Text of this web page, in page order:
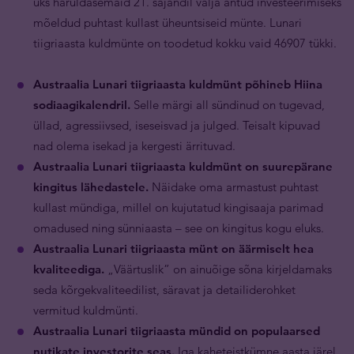
mõeldud puhtast kullast üheuntsiseid münte. Lunari
tiigriaasta kuldmünte on toodetud kokku vaid 46907 tükki.
Austraalia Lunari tiigriaasta kuldmünt põhineb Hiina
sodiaagikalendril. Selle märgi all sündinud on tugevad,
üllad, agressiivsed, iseseisvad ja julged. Teisalt kipuvad
nad olema isekad ja kergesti ärrituvad.
Austraalia Lunari tiigriaasta kuldmünt on suurepärane
kingitus lähedastele. Näidake oma armastust puhtast
kullast mündiga, millel on kujutatud kingisaaja parimad
omadused ning sünniaasta – see on kingitus kogu eluks.
Austraalia Lunari tiigriaasta münt on äärmiselt hea
kvaliteediga. „Väärtuslik” on ainuõige sõna kirjeldamaks
seda kõrgekvaliteedilist, säravat ja detailiderohket
vermitud kuldmünti.
Austraalia Lunari tiigriaasta mündid on populaarsed